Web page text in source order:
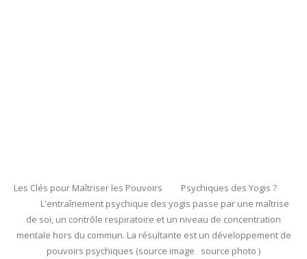
Les Clés pour Maîtriser les Pouvoirs Psychiques des Yogis ?
L'entraînement psychique des yogis passe par une maîtrise
de soi, un contrôle respiratoire et un niveau de concentration
mentale hors du commun. La résultante est un développement de
pouvoirs psychiques (source image source photo )